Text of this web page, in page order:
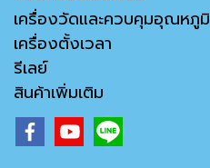
เครื่องวัดและควบคุมอุณหภูมิ
เครื่องตั้งเวลา
รีเลย์
สินค้าเพิ่มเติม